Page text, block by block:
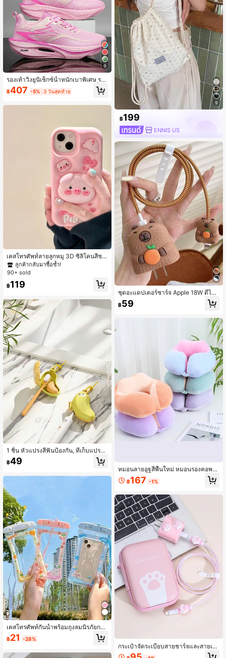
9
รองเท้าวิ่งยูนิเซ็กซ์น้ำหนักเบาพิเศษ ระ
บายอากาศได้ดี รองเท้ากีฬาเบาไม่ลื่น ร
องเท้าเดินสบาย เหมาะสำหรับยิม กลาง
฿407 -5% 3 วันสุดท้าย
เคสโทรศัพท์ลายลูกหมู 3D ซิลิโคนสีชม
พูน่ารักสำหรับ IPhone 13, 13 Pro, 13
Pro Max, 14 Pro Max, 14 Pro, 14, เค
e 11, 12, สำหรับ Samsung Galaxy A5
กล, ไม่ใช่รุ่นในประเทศ ของขวัญวันเกิด
สำหรับผู้หญิง
ลูกค้ากลับมาซื้อซ้ำ!
90+ sold
฿119
1 ชิ้น หัวแปรงสีฟันป้องกัน, ที่เก็บแปรงสี
ฟันรูปกล้วยน่ารักแบบพกพาฝาครอบกัน
ฝุ่น, กล่องเก็บแปรงสีฟันและยาสีฟัน, สะ
฿49
เคสโทรศัพท์กันน้ำพร้อมถุงลมนิรภัยการ์
ตูนน่ารัก, วัสดุ PVC, ตัวล็อค, ใช้งานได้
กับอุปกรณ์สูงสุด 6.5 นิ้ว, เหมาะสำหรับ
บแห้งสนิท": เหมาะสำหรับการว่ายน้ำ,
฿21 -28%
9
฿199
ENNIS US
ชุดอะแดปเตอร์ชาร์จ Apple 18W ดีไซ
น์เพนกวิน 4-In-1, สายดาต้า, เคสซิลิโค
นป้องกัน เข้ากันได้กับเคสป้องกันเครื่อง
฿59
หมอนลายอูฐสีพื้นใหม่ หมอนรองคอพก
พาเหมาะสำหรับการเดินทางกลางแจ้ง
การนอนกลางวันในสำนักงาน พร้อมฟัง
฿167 -1%
กระเป๋าจัดระเบียบสายชาร์จและสายเคเ
บิลรูปอุ้งเท้าแมว กระเป๋าใส่หูฟัง เข้ากัน